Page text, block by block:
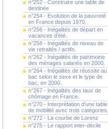
n°252 - Construire une table de
destinée
n°254 - Evolution de la pauvreté
en France depuis 1970.
n°256 - Inégalités de départ en
vacances d'été.
n°258 - Inégalités de niveau de
vie retraités / actifs.
n°262 - Inégalités de patrimoine
des ménages salariés en 2000.
n°264 - Inégalités de réussite au
bac selon le sexe et le type de
bac, en 2000.
n°267 - Inégalités des taux de
chômage en France.
n°270 - Interprétation d'une table
de mobilité avec trois catégories.
n°272 - La courbe de Lorenz
n°275 - Le rapport inter-décile